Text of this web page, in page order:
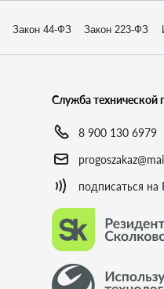
Закон 44-ФЗ Закон 223-ФЗ
Служба технической
8 900 130 6979
подписаться на